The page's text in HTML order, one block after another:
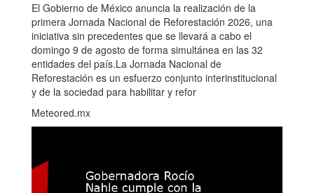
El Gobierno de México anuncia la realización de la
primera Jornada Nacional de Reforestación 2026, una
iniciativa sin precedentes que se llevará a cabo el
domingo 9 de agosto de forma simultánea en las 32
entidades del país.La Jornada Nacional de
Reforestación es un esfuerzo conjunto interinstitucional
y de la sociedad para habilitar y refor
Meteored.mx